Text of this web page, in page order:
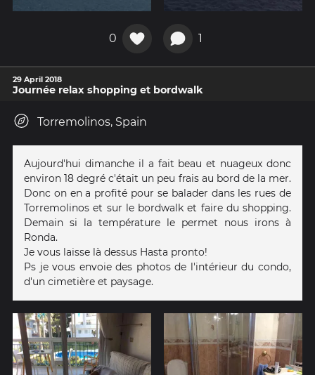
0 1
29 April 2018
Journée relax shopping et bordwalk
Torremolinos, Spain
Aujourd'hui dimanche il a fait beau et nuageux donc
environ 18 degré c'était un peu frais au bord de la mer.
Donc on en a profité pour se balader dans les rues de
Torremolinos et sur le bordwalk et faire du shopping.
Demain si la température le permet nous irons à
Ronda.
Je vous laisse là dessus Hasta pronto!
Ps je vous envoie des photos de l'intérieur du condo,
d'un cimetière et paysage.